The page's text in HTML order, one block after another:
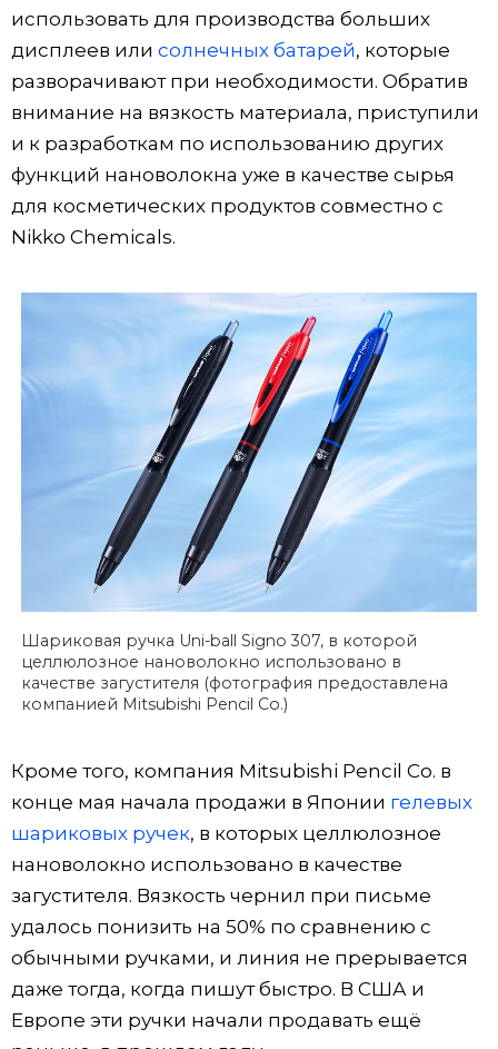
использовать для производства больших
дисплеев или солнечных батарей, которые
разворачивают при необходимости. Обратив
внимание на вязкость материала, приступили
и к разработкам по использованию других
функций нановолокна уже в качестве сырья
для косметических продуктов совместно с
Nikko Chemicals.
Шариковая ручка Uni-ball Signo 307, в которой
целлюлозное нановолокно использовано в
качестве загустителя (фотография предоставлена
компанией Mitsubishi Pencil Co.)
Кроме того, компания Mitsubishi Pencil Co. в
конце мая начала продажи в Японии гелевых
шариковых ручек, в которых целлюлозное
нановолокно использовано в качестве
загустителя. Вязкость чернил при письме
удалось понизить на 50% по сравнению с
обычными ручками, и линия не прерывается
даже тогда, когда пишут быстро. В США и
Европе эти ручки начали продавать ещё